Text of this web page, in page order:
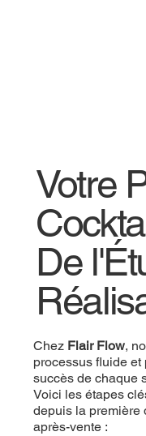
Votre
De
Chez Flair Flow,
processus fluide
succès de chaque
Voici les étapes
depuis la première
après-vente :